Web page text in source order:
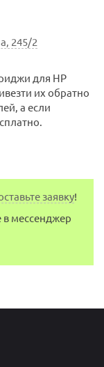
245/2
для HP
их обратно
а если
заявку!
мессенджер